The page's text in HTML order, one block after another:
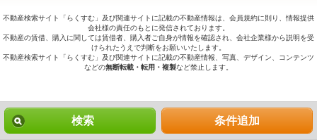
検索 条件追加
不動産検索サイト「らくすむ」及び関連サイトに記載の不動産情報は、会員規約に則り、情報提供
会社様の責任のもとに発信されております。
不動産の賃借、購入に関しては賃借者、購入者ご自身が情報を確認され、会社企業様から説明を受
けられたうえで判断をお願いいたします。
不動産検索サイト「らくすむ」及び関連サイトに記載の不動産情報、写真、デザイン、コンテンツ
などの無断転載・転用・複製など禁止します。